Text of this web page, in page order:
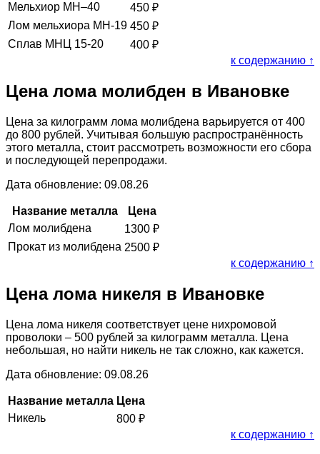
Мельхиор МН–40
450 ₽
Лом мельхиора МН-19 450 ₽
Сплав МНЦ 15-20
400 ₽
к содержанию ↑
Цена лома молибден в Ивановке
Цена за килограмм лома молибдена варьируется от 400
до 800 рублей. Учитывая большую распространённость
этого металла, стоит рассмотреть возможности его сбора
и последующей перепродажи.
Дата обновление: 09.08.26
Название металла
Цена
Лом молибдена
1300 ₽
Прокат из молибдена 2500 ₽
к содержанию ↑
Цена лома никеля в Ивановке
Цена лома никеля соответствует цене нихромовой
проволоки – 500 рублей за килограмм металла. Цена
небольшая, но найти никель не так сложно, как кажется.
Дата обновление: 09.08.26
Название металла Цена
Никель
800 ₽
к содержанию ↑